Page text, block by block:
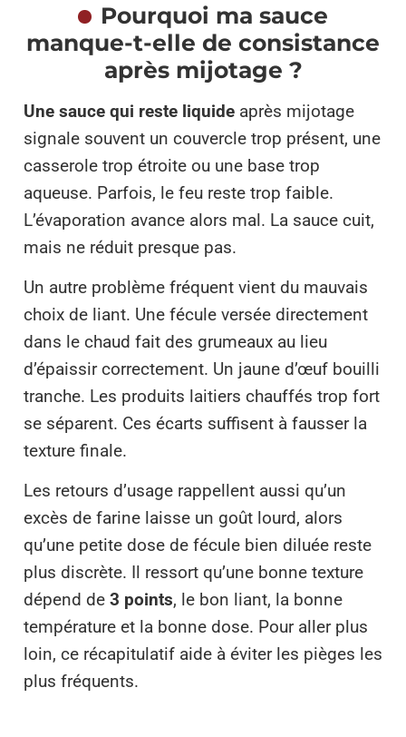
Pourquoi ma sauce
manque-t-elle de consistance
après mijotage ?
Une sauce qui reste liquide après mijotage
signale souvent un couvercle trop présent, une
casserole trop étroite ou une base trop
aqueuse. Parfois, le feu reste trop faible.
L’évaporation avance alors mal. La sauce cuit,
mais ne réduit presque pas.
Un autre problème fréquent vient du mauvais
choix de liant. Une fécule versée directement
dans le chaud fait des grumeaux au lieu
d’épaissir correctement. Un jaune d’œuf bouilli
tranche. Les produits laitiers chauffés trop fort
se séparent. Ces écarts suffisent à fausser la
texture finale.
Les retours d’usage rappellent aussi qu’un
excès de farine laisse un goût lourd, alors
qu’une petite dose de fécule bien diluée reste
plus discrète. Il ressort qu’une bonne texture
dépend de 3 points, le bon liant, la bonne
température et la bonne dose. Pour aller plus
loin, ce récapitulatif aide à éviter les pièges les
plus fréquents.